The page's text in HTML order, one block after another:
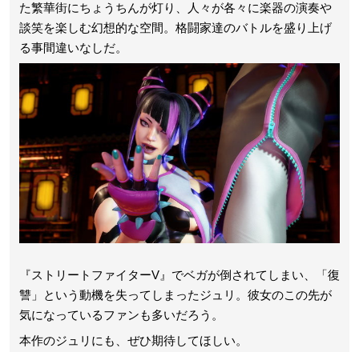
た繁華街にちょうちんが灯り、人々が各々に楽器の演奏や
談笑を楽しむ幻想的な空間。格闘家達のバトルを盛り上げ
る事間違いなしだ。
『ストリートファイターV』でベガが倒されてしまい、「復
讐」という動機を失ってしまったジュリ。彼女のこの先が
気になっているファンも多いだろう。
本作のジュリにも、ぜひ期待してほしい。